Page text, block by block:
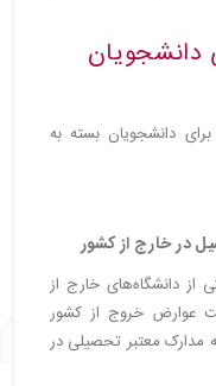
دانشجویان
دانشجویان بسته به
در خارج از کشور
دانشگاه‌های خارج از
عوارض خروج از کشور
مدارک معتبر تحصیلی در